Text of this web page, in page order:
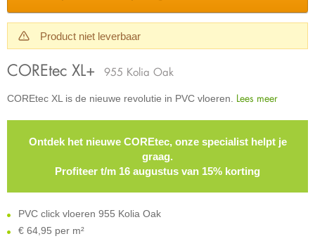
Product niet leverbaar
COREtec XL+ 955 Kolia Oak
COREtec XL is de nieuwe revolutie in PVC vloeren. Lees meer
Ontdek het nieuwe COREtec, onze specialist helpt je
graag.
Profiteer t/m 16 augustus van 15% korting
PVC click vloeren 955 Kolia Oak
€ 64,95 per m²